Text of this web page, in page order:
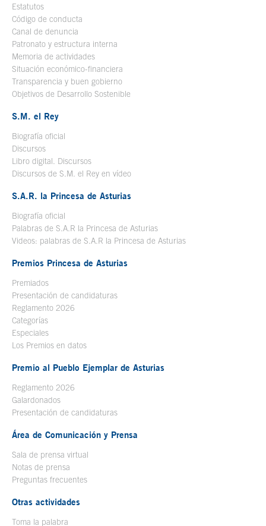
Estatutos
Código de conducta
Canal de denuncia
Patronato y estructura interna
Memoria de actividades
Situación económico-financiera
Transparencia y buen gobierno
Objetivos de Desarrollo Sostenible
S.M. el Rey
Biografía oficial
Discursos
Libro digital. Discursos
Discursos de S.M. el Rey en vídeo
S.A.R. la Princesa de Asturias
Biografía oficial
Palabras de S.A.R la Princesa de Asturias
Videos: palabras de S.A.R la Princesa de Asturias
Premios Princesa de Asturias
Premiados
Presentación de candidaturas
Reglamento 2026
Categorías
Especiales
Los Premios en datos
Premio al Pueblo Ejemplar de Asturias
Reglamento 2026
Galardonados
Presentación de candidaturas
Área de Comunicación y Prensa
Sala de prensa virtual
Notas de prensa
Preguntas frecuentes
Otras actividades
Toma la palabra